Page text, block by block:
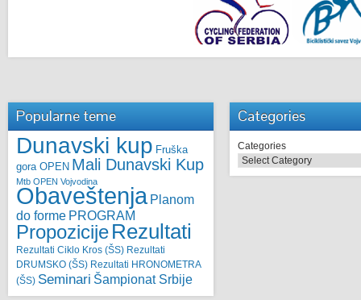
Popularne teme
Dunavski kup Fruška
gora OPEN Mali Dunavski Kup
Mtb OPEN Vojvodina
Obaveštenja Planom
do forme PROGRAM
PropozicijeRezultati
Rezultati Ciklo Kros (ŠS) Rezultati
DRUMSKO (ŠS) Rezultati HRONOMETRA
(ŠS) Seminari Šampionat Srbije
Categories
Categories